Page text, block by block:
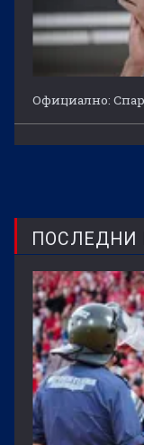
Официално:
ПОСЛЕДНИ